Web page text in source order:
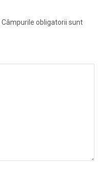
Câmpurile obligatorii sunt